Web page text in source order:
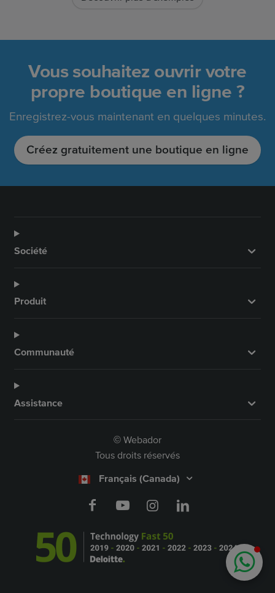
Vous souhaitez ouvrir votre
propre boutique en ligne ?
Enregistrez-vous maintenant en quelques minutes.
Créez gratuitement une boutique en ligne
Société
Produit
Communauté
Assistance
© Webador
Tous droits réservés
Français (Canada)